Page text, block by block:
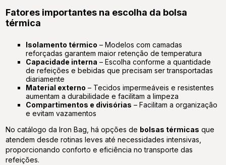
Fatores importantes na escolha da bolsa
térmica
Isolamento térmico – Modelos com camadas
reforçadas garantem maior retenção de temperatura
Capacidade interna – Escolha conforme a quantidade
de refeições e bebidas que precisam ser transportadas
diariamente
Material externo – Tecidos impermeáveis e resistentes
aumentam a durabilidade e facilitam a limpeza
Compartimentos e divisórias – Facilitam a organização
e evitam vazamentos
No catálogo daIron Bag , há opções de bolsas térmicas que
atendem desde rotinas leves até necessidades intensivas,
proporcionando conforto e eficiência no transporte das
refeições.